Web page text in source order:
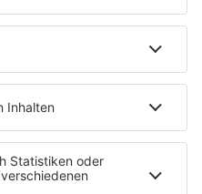
Warum Tech-Aktien, wie
die des NASDAQ-100
immer noch die tägliche